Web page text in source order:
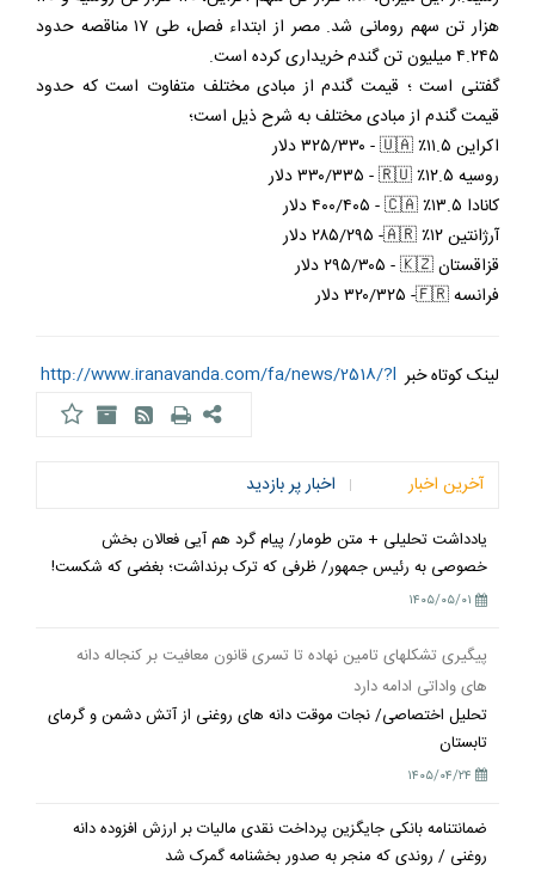
هزار تن سهم رومانى شد. مصر از ابتداء فصل، طى ١٧ مناقصه حدود
٤.٢٤٥ ميليون تن گندم خريدارى كرده است.
گفتنی است ؛ قیمت گندم از مبادی مختلف متفاوت است که حدود
قيمت گندم از مبادی مختلف به شرح ذیل است؛
اكراين ١١.٥٪؜ 🇺🇦 - ٣٢٥/٣٣٠ دلار
روسيه ١٢.٥٪؜ 🇷🇺 - ٣٣٠/٣٣٥ دلار
كانادا ١٣.٥٪؜ 🇨🇦 - ٤٠٠/٤٠٥ دلار
آرژانتين ١٢٪؜ 🇦🇷- ٢٨٥/٢٩٥ دلار
قزاقستان 🇰🇿 - ٢٩٥/٣٠٥ دلار
فرانسه 🇫🇷- ٣٢٠/٣٢٥ دلار
لینک کوتاه خبر http://www.iranavanda.com/fa/news/2518/?l
آخرین اخبار اخبار پر بازدید
یادداشت تحلیلی + متن طومار/ پیام گرد هم آیی فعالان بخش
خصوصی به رئیس جمهور/ ظرفی که ترک برنداشت؛ بغضی که شکست!
۱۴۰۵/۰۵/۰۱
پیگیری تشکلهای تامین نهاده تا تسری قانون معافیت بر کنجاله دانه
های واداتی ادامه دارد
تحلیل اختصاصی/ نجات موقت دانه های روغنی از آتش دشمن و گرمای
تابستان
۱۴۰۵/۰۴/۲۴
ضمانتنامه بانکی جایگزین پرداخت نقدی مالیات بر ارزش افزوده دانه
روغنی / روندی که منجر به صدور بخشنامه گمرک شد